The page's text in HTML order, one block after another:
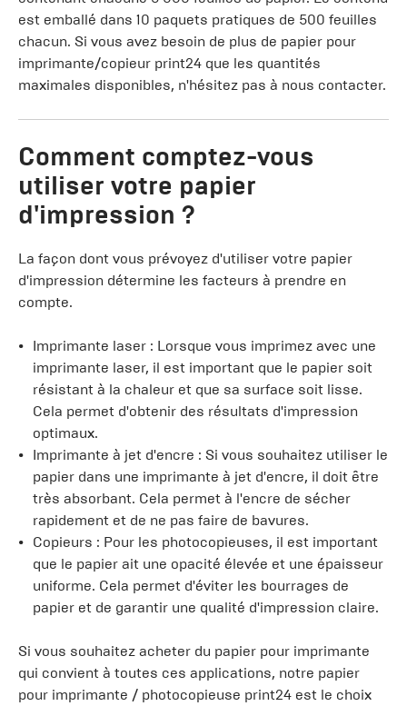
est emballé dans 10 paquets pratiques de 500 feuilles
chacun. Si vous avez besoin de plus de papier pour
imprimante/copieur print24 que les quantités
maximales disponibles, n'hésitez pas à nous contacter.
Comment comptez-vous
utiliser votre papier
d'impression ?
La façon dont vous prévoyez d'utiliser votre papier
d'impression détermine les facteurs à prendre en
compte.
Imprimante laser : Lorsque vous imprimez avec une
imprimante laser, il est important que le papier soit
résistant à la chaleur et que sa surface soit lisse.
Cela permet d'obtenir des résultats d'impression
optimaux.
Imprimante à jet d'encre : Si vous souhaitez utiliser le
papier dans une imprimante à jet d'encre, il doit être
très absorbant. Cela permet à l'encre de sécher
rapidement et de ne pas faire de bavures.
Copieurs : Pour les photocopieuses, il est important
que le papier ait une opacité élevée et une épaisseur
uniforme. Cela permet d'éviter les bourrages de
papier et de garantir une qualité d'impression claire.
Si vous souhaitez acheter du papier pour imprimante
qui convient à toutes ces applications, notre papier
pour imprimante / photocopieuse print24 est le choix